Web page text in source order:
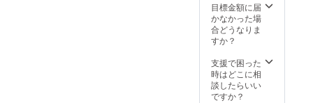
目標金額に届
かなかった場
合どうなりま
すか？
支援で困った
時はどこに相
談したらいい
ですか？